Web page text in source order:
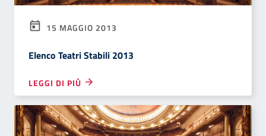
15 MAGGIO 2013
Elenco Teatri Stabili 2013
LEGGI DI PIÙ